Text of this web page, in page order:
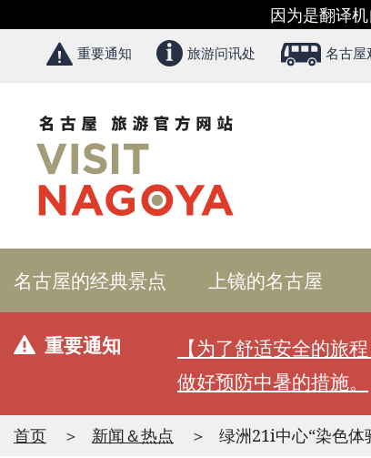
因为是翻译
重要通知 旅游问讯处 名古
名古屋的经典景点 上镜的名古屋
重要通知
【为了舒适安全的旅
做好预防中暑的措施。
首页 新闻＆热点 绿洲21i中心“染色体